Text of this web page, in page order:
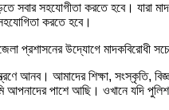
সহযোগীতা করতে হবে। যারা
করতে হবে।
প্রশাসনের উদ্যোগে মাদকবিরোধী
আনব। আমাদের শিক্ষা,
পাশে আছি। ওখানে যদি পুলিশ